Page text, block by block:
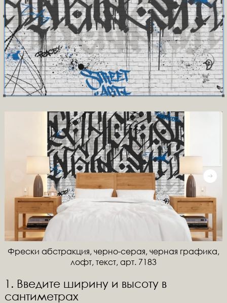
Фрески абстракция, черно-серая, черная графика,
лофт, текст, арт. 7183
1. Введите ширину и высоту в
сантиметрах